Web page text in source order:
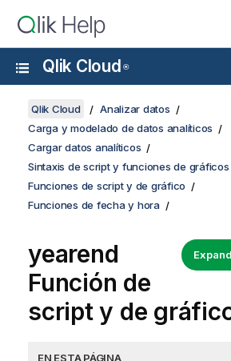
Qlik Cloud ®
Qlik Cloud
Analizar datos
Carga y modelado de datos analíticos
Cargar datos analíticos
Sintaxis de script y funciones de gráficos
Funciones de script y de gráfico
Funciones de fecha y hora
yearend
Función de
script y de
EN ESTA PÁGINA